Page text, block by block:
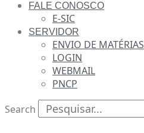
FALE CONOSCO
E-SIC
SERVIDOR
ENVIO DE MATÉRIAS
LOGIN
WEBMAIL
PNCP
Search